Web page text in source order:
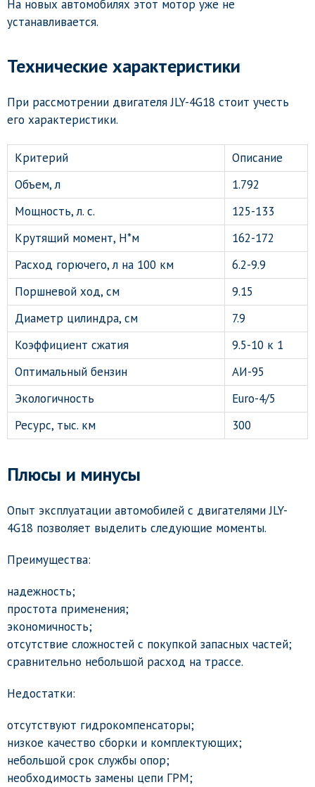
На новых автомобилях этот мотор уже не
устанавливается.
Технические характеристики
При рассмотрении двигателя JLY-4G18 стоит учесть
его характеристики.
Критерий
Описание
Объем, л
1.792
Мощность, л. с.
125-133
Крутящий момент, Н*м
162-172
Расход горючего, л на 100 км
6.2-9.9
Поршневой ход, см
9.15
Диаметр цилиндра, см
7.9
Коэффициент сжатия
9.5-10 к 1
Оптимальный бензин
АИ-95
Экологичность
Euro-4/5
Ресурс, тыс. км
300
Плюсы и минусы
Опыт эксплуатации автомобилей с двигателями JLY-
4G18 позволяет выделить следующие моменты.
Преимущества:
надежность;
простота применения;
экономичность;
отсутствие сложностей с покупкой запасных частей;
сравнительно небольшой расход на трассе.
Недостатки:
отсутствуют гидрокомпенсаторы;
низкое качество сборки и комплектующих;
небольшой срок службы опор;
необходимость замены цепи ГРМ;